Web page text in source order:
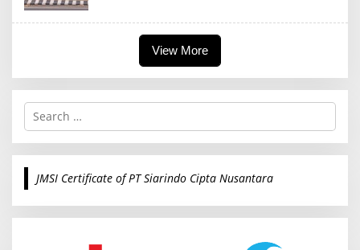
View More
S
r
c
o
JMSI Certificate of PT Siarindo Cipta Nusantara